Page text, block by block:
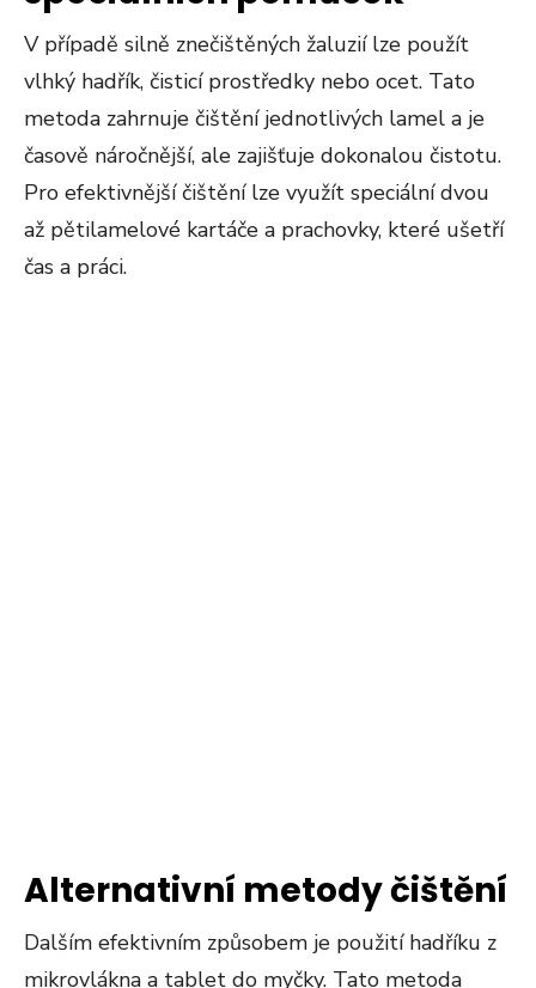
V případě silně znečištěných žaluzií lze použít
vlhký hadřík, čisticí prostředky nebo ocet. Tato
metoda zahrnuje čištění jednotlivých lamel a je
časově náročnější, ale zajišťuje dokonalou čistotu.
Pro efektivnější čištění lze využít speciální dvou
až pětilamelové kartáče a prachovky, které ušetří
čas a práci​​​​.
Alternativní metody čištění
Dalším efektivním způsobem je použití hadříku z
mikrovlákna a tablet do myčky. Tato metoda